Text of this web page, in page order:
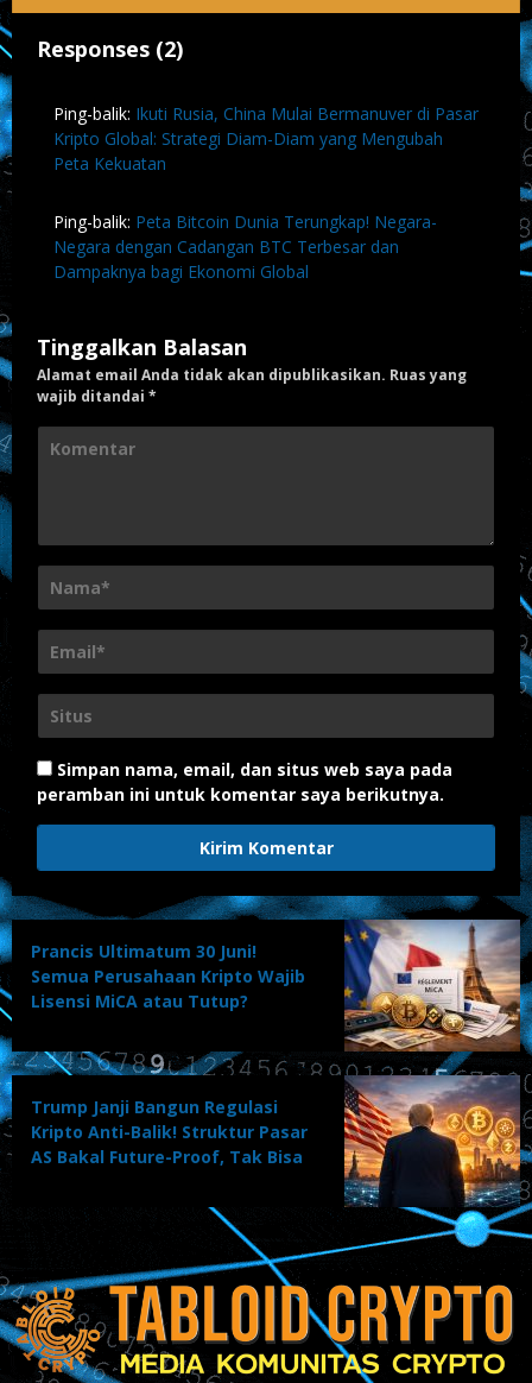
Responses (2)
Ping-balik: Ikuti Rusia, China Mulai Bermanuver di Pasar
Kripto Global: Strategi Diam-Diam yang Mengubah
Peta Kekuatan
Ping-balik: Peta Bitcoin Dunia Terungkap! Negara-
Negara dengan Cadangan BTC Terbesar dan
Dampaknya bagi Ekonomi Global
Tinggalkan Balasan
Alamat email Anda tidak akan dipublikasikan. Ruas yang
wajib ditandai *
Simpan nama, email, dan situs web saya pada
peramban ini untuk komentar saya berikutnya.
Prancis Ultimatum 30 Juni!
Semua Perusahaan Kripto Wajib
Lisensi MiCA atau Tutup?
Trump Janji Bangun Regulasi
Kripto Anti-Balik! Struktur Pasar
AS Bakal Future-Proof, Tak Bisa